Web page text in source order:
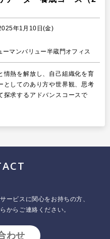
年1月10日(金)
ーマンバリュー半蔵門オフィス
情熱を解放し、自己組織化を育
としてのあり方や世界観、思考
探求するアドバンスコースで
ービスに関心をお持ちの方、
からご連絡ください。
わせ